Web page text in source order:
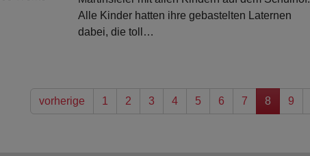
Alle Kinder hatten ihre gebastelten Laternen
dabei, die toll…
vorherige 1 2 3 4 5 6 7 8 9